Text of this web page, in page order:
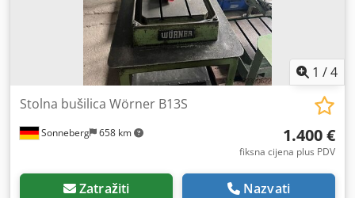
1 /4
Sonneberg 658 km
Stolna bušilica Wörner B13S
1.400 €
fiksna cijena plus PDV
Zatražiti Nazvati